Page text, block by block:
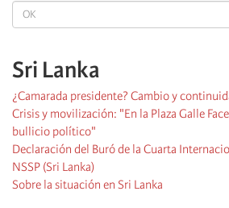
OK
Sri Lanka
¿Camarada presidente? Cambio y
Crisis y movilización: "En la Plaza Galle
bullicio político"
Declaración del Buró de la Cuarta
NSSP (Sri Lanka)
Sobre la situación en Sri Lanka